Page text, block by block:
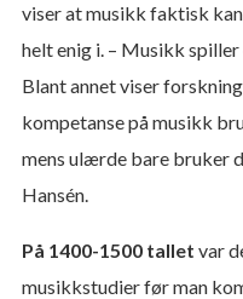
viser at musikk faktisk
helt enig i. – Musikk
Blant annet viser
kompetanse på musikk
mens ulærde bare bruker
Hansén.
På 1400-1500 tallet var
musikkstudier før man